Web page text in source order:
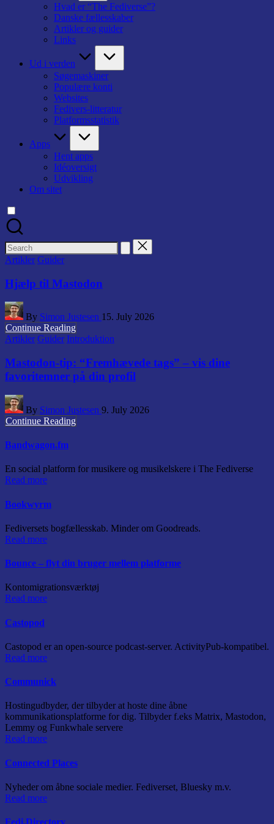
Hvad er “The Fediverse”?
Danske fællesskaber
Artikler og guider
Links
Ud i verden
Søgemaskiner
Populære konti
Websites
Fedivers-litteratur
Platformsstatistik
Apps
Hent apps
Idéoversigt
Udvikling
Om sitet
Search
for:
Posted
Artikler Guider
Hjælp til Mastodon
Posted
by
By Simon Justesen 15. July 2026
Continue Reading
Posted
Artikler Guider Introduktion
Mastodon-tip: “Fremhævede tags” – vis dine
favoritemner på din profil
Posted
by
By Simon Justesen 9. July 2026
Continue Reading
Bandwagon.fm
En social platform for musikere og musikelskere i The Fediverse
Read more
Bookwyrm
Fediversets bogfællesskab. Minder om Goodreads.
Read more
Bounce – flyt din bruger mellem platforme
Kontomigrationsværktøj
Read more
Castopod
Castopod er an open-source podcast-server. ActivityPub-kompatibel.
Read more
Communick
Hostingudbyder, der tilbyder at hoste dine åbne
kommunikationsplatforme for dig. Tilbyder f.eks Matrix, Mastodon,
Lemmy og Funkwhale servere
Read more
Connected Places
Nyheder om åbne sociale medier. Fediverset, Bluesky m.v.
Read more